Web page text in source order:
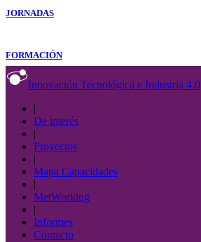
JORNADAS
FORMACIÓN
Innovación Tecnológica e Industria 4.0
|
De interés
|
Proyectos
|
Mapa Capacidades
|
MetWorking
|
Informes
Contacto